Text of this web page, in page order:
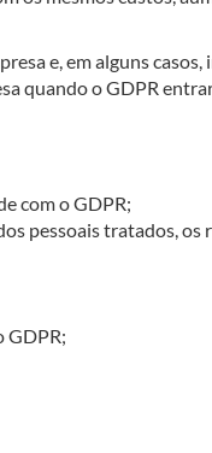
e, em alguns
quando o GDPR
com o GDPR;
pessoais tratados,
GDPR;